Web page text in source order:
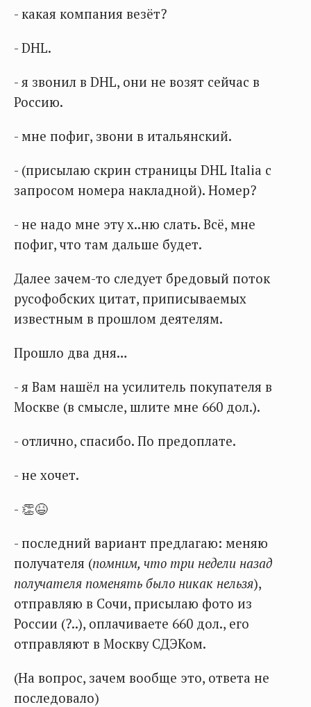
- какая компания везёт?
- DHL.
- я звонил в DHL, они не возят сейчас в
Россию.
- мне пофиг, звони в итальянский.
- (присылаю скрин страницы DHL Italia с
запросом номера накладной). Номер?
- не надо мне эту х..ню слать. Всё, мне
пофиг, что там дальше будет.
Далее зачем-то следует бредовый поток
русофобских цитат, приписываемых
известным в прошлом деятелям.
Прошло два дня…
- я Вам нашёл на усилитель покупателя в
Москве (в смысле, шлите мне 660 дол.).
- отлично, спасибо. По предоплате.
- не хочет.
- 👏😆
- последний вариант предлагаю: меняю
получателя (помним, что три недели назад
получателя поменять было никак нельзя),
отправляю в Сочи, присылаю фото из
России (?..), оплачиваете 660 дол., его
отправляют в Москву СДЭКом.
(На вопрос, зачем вообще это, ответа не
последовало)